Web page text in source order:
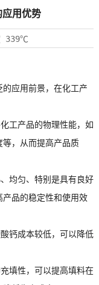
用优势
339℃
应用前景，在化工产
产品的物理性能，如
，从而提高产品质
匀、特别是具有良好
品的稳定性和使用效
成本较低，可以降低
性，可以提高填料在